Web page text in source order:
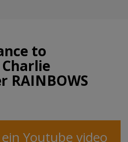
to
RAINBOWS
Youtube video